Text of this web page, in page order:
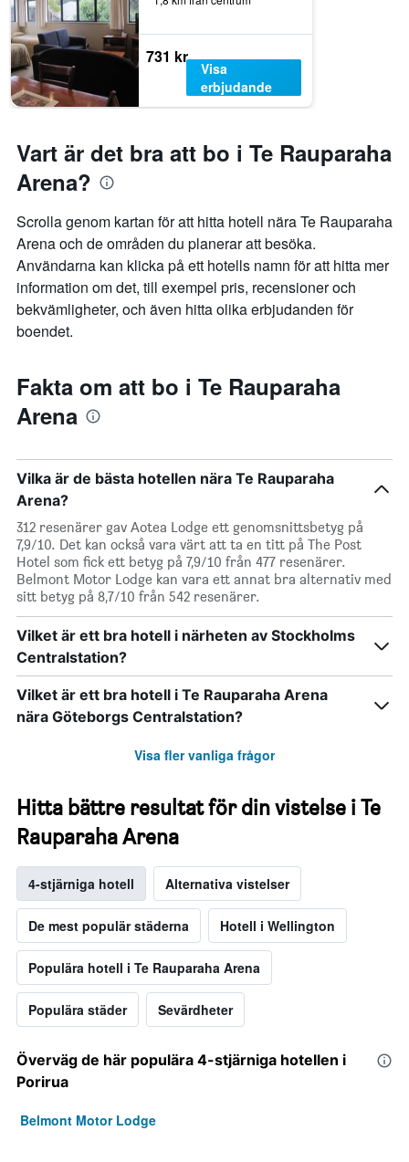
731 kr
Visa
erbjudande
Vart är det bra att bo i Te Rauparaha
Arena?
Scrolla genom kartan för att hitta hotell nära Te Rauparaha
Arena och de områden du planerar att besöka.
Användarna kan klicka på ett hotells namn för att hitta mer
information om det, till exempel pris, recensioner och
bekvämligheter, och även hitta olika erbjudanden för
boendet.
Fakta om att bo i Te Rauparaha
Arena
Vilka är de bästa hotellen nära Te Rauparaha
Arena?
312 resenärer gav Aotea Lodge ett genomsnittsbetyg på
7,9/10. Det kan också vara värt att ta en titt på The Post
Hotel som fick ett betyg på 7,9/10 från 477 resenärer.
Belmont Motor Lodge kan vara ett annat bra alternativ med
sitt betyg på 8,7/10 från 542 resenärer.
Vilket är ett bra hotell i närheten av Stockholms
Centralstation?
Vilket är ett bra hotell i Te Rauparaha Arena
nära Göteborgs Centralstation?
Visa fler vanliga frågor
Hitta bättre resultat för din vistelse i Te
Rauparaha Arena
4-stjärniga hotell Alternativa vistelser
De mest populär städerna Hotell i Wellington
Populära hotell i Te Rauparaha Arena
Populära städer Sevärdheter
Överväg de här populära 4-stjärniga hotellen i
Porirua
Belmont Motor Lodge